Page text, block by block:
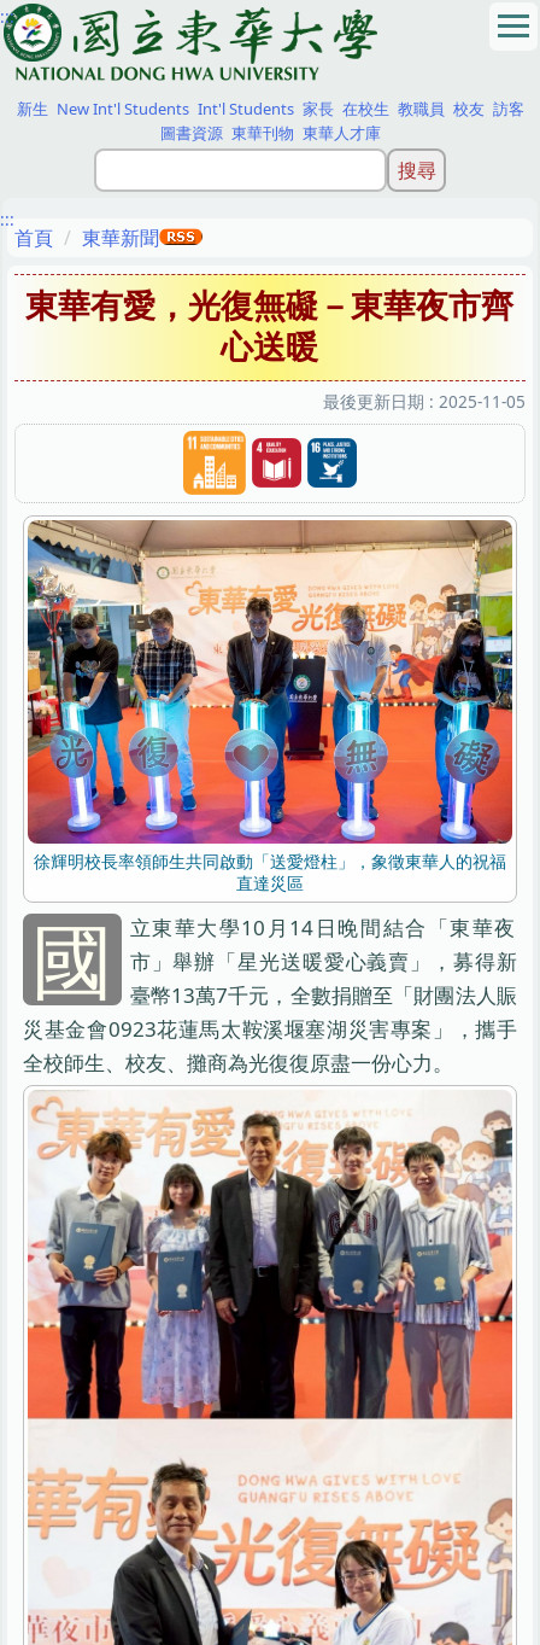
跳
到
主
要
內
:::
新生 New Int'l Students Int'l Students 家長 在校生 教職員 校友 訪客
圖書資源 東華刊物 東華人才庫
:::
首頁 東華新聞
東華有愛，光復無礙－東華夜市齊
心送暖
最後更新日期 : 2025-11-05
徐輝明校長率領師生共同啟動「送愛燈柱」，象徵東華人的祝福
直達災區
國
立東華大學10月14日晚間結合「東華夜
市」舉辦「星光送暖愛心義賣」，募得新
臺幣13萬7千元，全數捐贈至「財團法人賑
災基金會0923花蓮馬太鞍溪堰塞湖災害專案」，攜手
全校師生、校友、攤商為光復復原盡一份心力。